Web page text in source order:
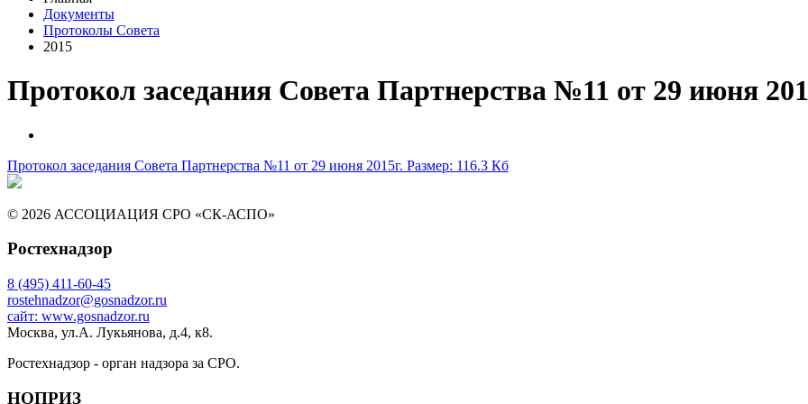
Документы
Протоколы Совета
2015
Протокол заседания Совета Партнерства №11 от 29 июня
Протокол заседания Совета Партнерства №11 от 29 июня 2015г. Размер: 116.3 Кб
© 2026 АССОЦИАЦИЯ СРО «СК-АСПО»
Ростехнадзор
8 (495) 411-60-45
rostehnadzor@gosnadzor.ru
сайт: www.gosnadzor.ru
Москва, ул.А. Лукьянова, д.4, к8.
Ростехнадзор - орган надзора за СРО.
НОПРИЗ